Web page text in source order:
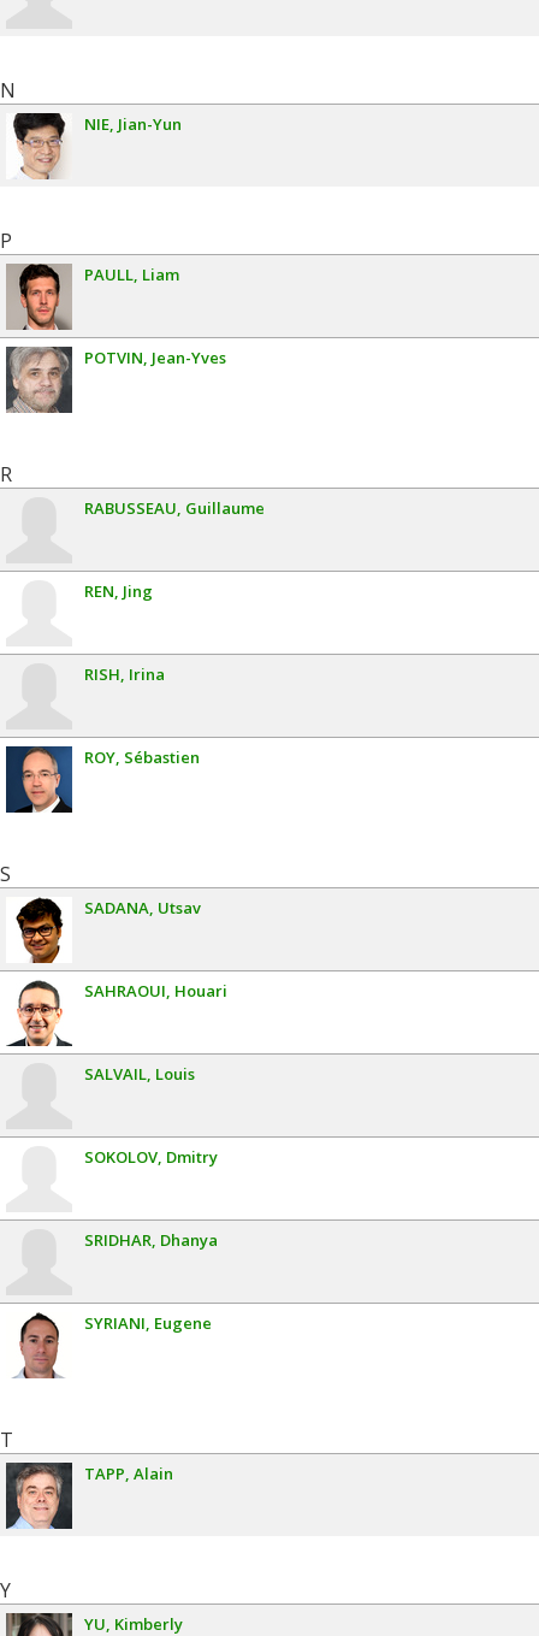
N
NIE Jian-Yun
P
PAULL Liam
POTVIN Jean-Yves
R
RABUSSEAU Guillaume
REN Jing
RISH Irina
ROY Sébastien
S
SADANA Utsav
SAHRAOUI Houari
SALVAIL Louis
SOKOLOV Dmitry
SRIDHAR Dhanya
SYRIANI Eugene
T
TAPP Alain
Y
YU Kimberly